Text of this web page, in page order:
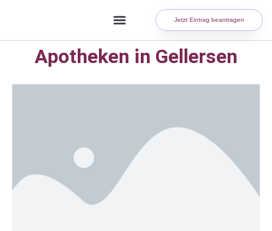
Jetzt Eintrag beantragen
Apotheken in Gellersen